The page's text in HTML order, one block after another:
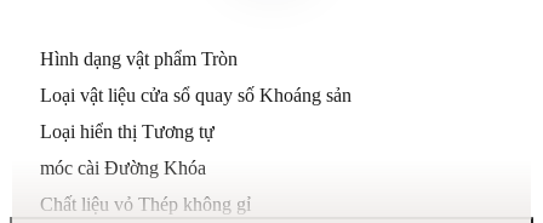
Hình dạng vật phẩm Tròn
Loại vật liệu cửa sổ quay số Khoáng sản
Loại hiển thị Tương tự
móc cài Đường Khóa
Chất liệu vỏ Thép không gỉ